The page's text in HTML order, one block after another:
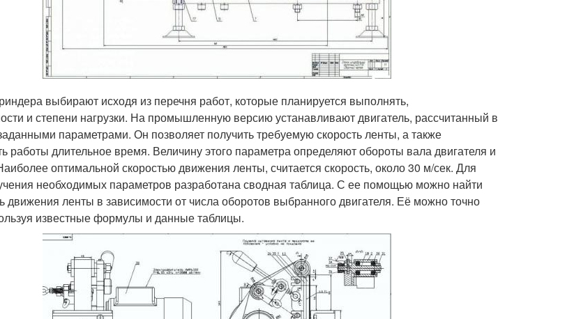
выбирают исходя из перечня работ, которые планируется выполнять,
и степени нагрузки. На промышленную версию устанавливают двигатель, рассчитанный в
параметрами. Он позволяет получить требуемую скорость ленты, а также
работы длительное время. Величину этого параметра определяют обороты вала двигателя и
оптимальной скоростью движения ленты, считается скорость, около 30 м/сек. Для
необходимых параметров разработана сводная таблица. С ее помощью можно найти
движения ленты в зависимости от числа оборотов выбранного двигателя. Её можно точно
известные формулы и данные таблицы.